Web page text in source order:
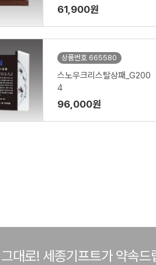
61,900원
상품번호 665580
스노우크리스탈상패_G200
4
96,000원
대로! 세종기프트가 약속드